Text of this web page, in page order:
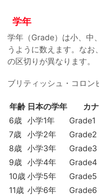
学年
学年（Grade）は小、中
うように数えます。な
の区切りが異なります。
ブリティッシュ・コロン
年齢 日本の学年
カ
6歳 小学1年 Grade1
7歳 小学2年
Grade2
8歳 小学3年
Grade3
9歳 小学4年
Grade4
10歳 小学5年
Grade5
11歳 小学6年
Grade6